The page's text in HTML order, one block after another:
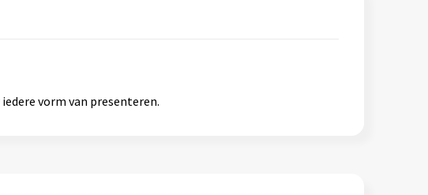
vorm van presenteren.